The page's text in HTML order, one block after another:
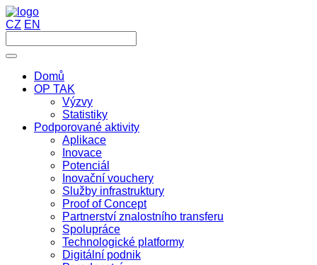
CZ EN
Domů
OP TAK
Výzvy
Statistiky
Podporované aktivity
Aplikace
Inovace
Potenciál
Inovační vouchery
Služby infrastruktury
Proof of Concept
Partnerství znalostního transferu
Spolupráce
Technologické platformy
Digitální podnik